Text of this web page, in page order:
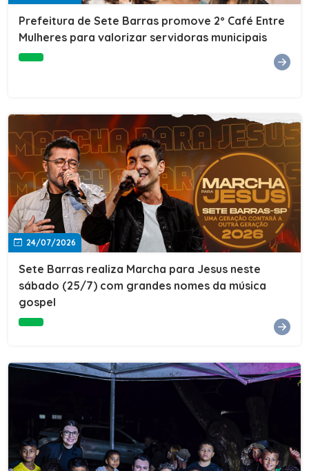
Prefeitura de Sete Barras promove 2º Café Entre
Mulheres para valorizar servidoras municipais
24/07/2026
Sete Barras realiza Marcha para Jesus neste
sábado (25/7) com grandes nomes da música
gospel